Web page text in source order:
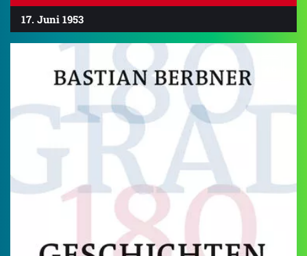
17. Juni 1953